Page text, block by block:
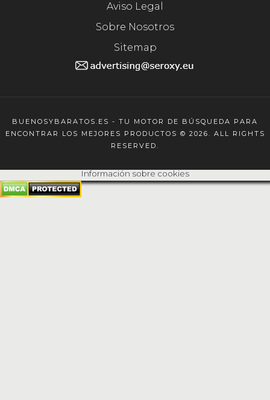
Aviso Legal
Sobre Nosotros
Sitemap
BUENOSYBARATOS.ES - TU MOTOR DE BÚSQUEDA PARA
ENCONTRAR LOS MEJORES PRODUCTOS © 2026. ALL RIGHTS
RESERVED.
Información sobre cookies